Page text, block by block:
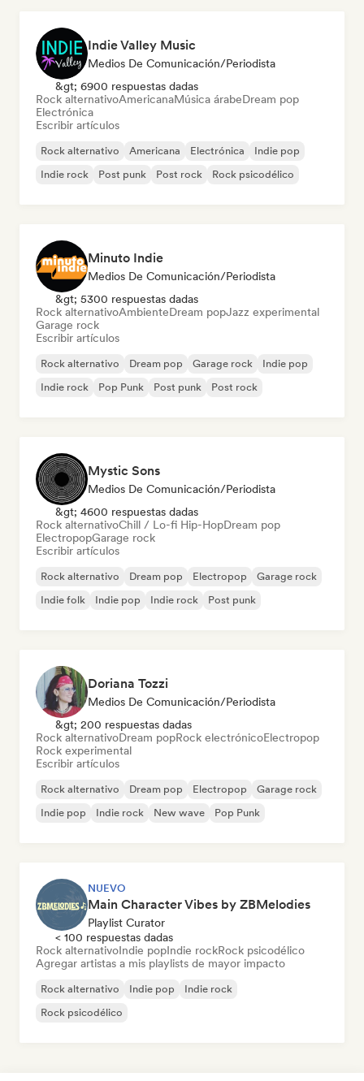
Indie Valley Music
Medios De Comunicación/Periodista
&gt; 6900 respuestas dadas
Rock alternativoAmericanaMúsica árabeDream pop
Electrónica
Escribir artículos
Rock alternativo Americana Electrónica
Indie pop
Indie rock
Post punk Post rock Rock psicodélico
Minuto Indie
Medios De Comunicación/Periodista
&gt; 5300 respuestas dadas
Rock alternativoAmbienteDream popJazz experimental
Garage rock
Escribir artículos
Rock alternativo Dream pop Garage rock
Indie pop
Indie rock
Pop Punk Post punk Post rock
Mystic Sons
Medios De Comunicación/Periodista
&gt; 4600 respuestas dadas
Rock alternativoChill / Lo-fi Hip-HopDream pop
ElectropopGarage rock
Escribir artículos
Rock alternativo Dream pop Electropop
Garage rock
Indie folk
Indie pop Indie rock Post punk
Doriana Tozzi
Medios De Comunicación/Periodista
&gt; 200 respuestas dadas
Rock alternativoDream popRock electrónicoElectropop
Rock experimental
Escribir artículos
Rock alternativo Dream pop Electropop
Garage rock
Indie pop
Indie rock New wave Pop Punk
NUEVO
Main Character Vibes by ZBMelodies
Playlist Curator
< 100 respuestas dadas
Rock alternativoIndie popIndie rockRock psicodélico
Agregar artistas a mis playlists de mayor impacto
Rock alternativo Indie pop
Indie rock
Rock psicodélico